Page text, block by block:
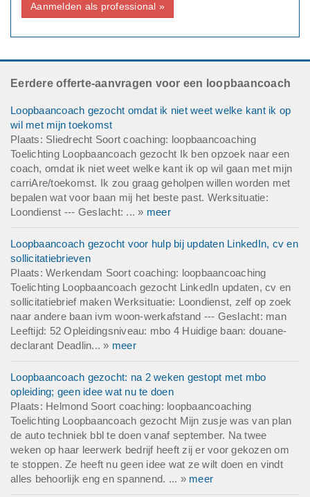
Aanmelden als professional »
Eerdere offerte-aanvragen voor een loopbaancoach
Loopbaancoach gezocht omdat ik niet weet welke kant ik op
wil met mijn toekomst
Plaats: Sliedrecht Soort coaching: loopbaancoaching
Toelichting Loopbaancoach gezocht Ik ben opzoek naar een
coach, omdat ik niet weet welke kant ik op wil gaan met mijn
carriAre/toekomst. Ik zou graag geholpen willen worden met
bepalen wat voor baan mij het beste past. Werksituatie:
Loondienst --- Geslacht: ... » meer
Loopbaancoach gezocht voor hulp bij updaten LinkedIn, cv en
sollicitatiebrieven
Plaats: Werkendam Soort coaching: loopbaancoaching
Toelichting Loopbaancoach gezocht LinkedIn updaten, cv en
sollicitatiebrief maken Werksituatie: Loondienst, zelf op zoek
naar andere baan ivm woon-werkafstand --- Geslacht: man
Leeftijd: 52 Opleidingsniveau: mbo 4 Huidige baan: douane-
declarant Deadlin... » meer
Loopbaancoach gezocht: na 2 weken gestopt met mbo
opleiding; geen idee wat nu te doen
Plaats: Helmond Soort coaching: loopbaancoaching
Toelichting Loopbaancoach gezocht Mijn zusje was van plan
de auto techniek bbl te doen vanaf september. Na twee
weken op haar leerwerk bedrijf heeft zij er voor gekozen om
te stoppen. Ze heeft nu geen idee wat ze wilt doen en vindt
alles behoorlijk eng en spannend. ... » meer